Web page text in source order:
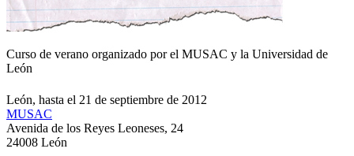
Curso de verano organizado por el MUSAC y la Universidad de
León
León, hasta el 21 de septiembre de 2012
MUSAC
Avenida de los Reyes Leoneses, 24
24008 León